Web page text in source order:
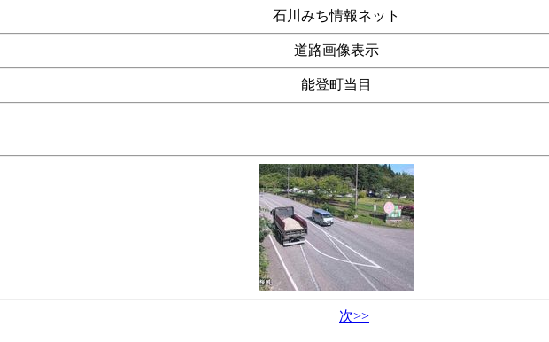
石川みち情報ネット
道路画像表示
能登町当目
次>>